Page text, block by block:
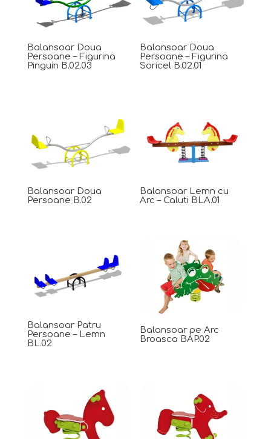
Balansoar Doua
Persoane – Figurina
Pinguin B.02.03
Balansoar Doua
Persoane – Figurina
Soricel B.02.01
Balansoar Doua
Persoane B.02
Balansoar Lemn cu
Arc – Caluti BLA.01
Balansoar Patru
Persoane – Lemn
BL.02
Balansoar pe Arc
Broasca BAP.02